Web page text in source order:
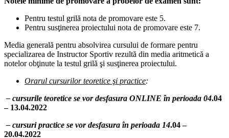
Pentru testul grilă nota de promovare este 5.
Pentru susţinerea proiectului nota de promovare este 7.
Media generală pentru absolvirea cursului de formare pentru
specializarea de Instructor Sportiv rezultă din media aritmetică a
notelor obţinute la testul grilă şi susţinerea proiectului.
Orarul cursurilor teoretice şi practice:
– cursurile teoretice se vor desfasura ONLINE în perioada 04.04
– 13.04.2022
– cursuri practice se vor desfasura în perioada 14.04 –
20.04.2022